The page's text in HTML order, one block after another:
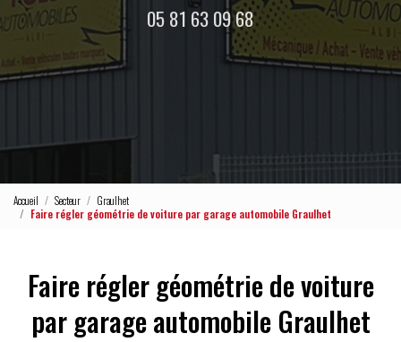
05 81 63 09 68
Accueil Secteur
Graulhet
Faire régler géométrie de voiture par garage automobile Graulhet
Faire régler géométrie de voiture
par garage automobile Graulhet